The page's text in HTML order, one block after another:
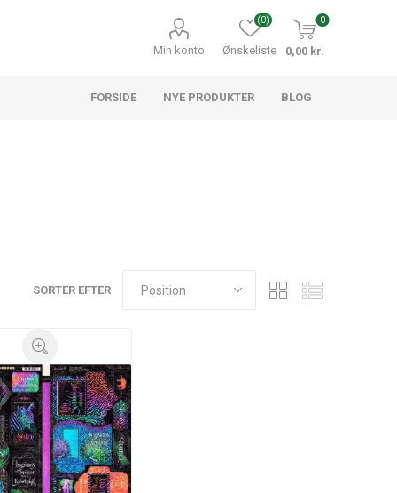
Min konto Ønskeliste
(0) 0
0,00 kr.
FORSIDE NYE PRODUKTER BLOG
SORTER EFTER